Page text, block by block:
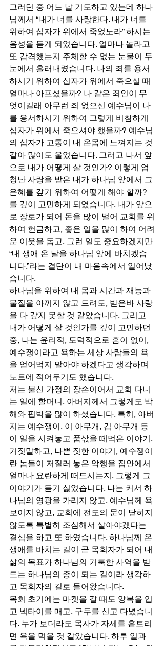
그러던 중 어느 날 기도하고 있는데 하나
님께서 “내가 너를 사랑한다. 내가 너를
위하여 십자가 위에서 죽었노라” 하시는
음성을 듣게 되었습니다. 얼마나 놀라고
또 감격했는지 주체할 수 없는 눈물이 두
눈에서 흘러내렸습니다. 나의 죄를 용서
하시기 위하여 십자가 위에서 죽으실 때
얼마나 아프셨을까? 나 같은 죄인이 무
엇이길래 아무런 죄 없으신 예수님이 나
를 용서하시기 위하여 그렇게 비참하게
십자가 위에서 죽으셔야 했을까? 예수님
의 십자가 고통이 내 온몸에 느껴지는 것
같아 많이도 울었습니다. 그러고 나서 앞
으로 내가 어떻게 살 것인가? 이렇게 엄
청난 사랑을 받은 내가 하나님 앞에서 그
은혜를 갚기 위하여 어떻게 해야 할까?
를 깊이 고민하게 되었습니다. 내가 앞으
로 장로가 되어 돈을 많이 벌어 교회를 위
하여 헌금하고, 좋은 일을 많이 하여 어려
운 이웃을 돕고, 그런 일도 중요하겠지만
“내 생애 온 날을 하나님 앞에 바치겠습
니다.”라는 결단이 내 마음속에서 일어났
습니다.
하나님을 위하여 내 몸과 시간과 재능과
물질을 아끼지 않고 드려도, 받은바 사랑
을 다 갚지 못할 것 같았습니다. 그리고
내가 어떻게 살 것인가를 깊이 고민하던
중, 나는 윤리적, 도덕적으로 흠이 없이,
예수쟁이라고 욕하는 세상 사람들의 욕
을 얻어먹지 말아야 하겠다고 생각하며
노트에 적어두기도 했습니다.
저는 불신 가정의 장손이어서 교회 다니
는 일에 할머니, 아버지께서 그렇게도 박
해와 핍박을 많이 하셨습니다. 특히, 아버
지는 예수쟁이, 이 아무개, 김 아무개 등
이 일을 시켜놓고 품삯을 떼먹은 이야기,
거짓말하고, 나쁜 짓한 이야기, 예수쟁이
란 놈들이 저질러 놓은 악행을 집안에서
얼마나 요란하게 떠드시는지, 그렇게 그
이야기가 듣기 싫었습니다. 나는 커서 하
나님의 영광을 가리지 않고, 예수님께 욕
보이지 않고, 교회에 전도의 문이 닫히지
않도록 특별히 조심해서 살아야겠다는
결심을 하고 또 하였습니다. 하나님께 온
생애를 바치는 길이 곧 목회자가 되어 내
삶의 목표가 하나님의 거룩한 사역을 받
드는 하나님의 종이 되는 길이라 생각하
고 목회자의 길로 들어왔습니다.
목회 초기에는 마켓을 갈 때도 양복을 입
고 넥타이를 매고, 구두를 신고 다녔습니
다. 누가 보더라도 목사가 자세를 흩트리
면 욕을 먹을 것 같았습니다. 하루 일과